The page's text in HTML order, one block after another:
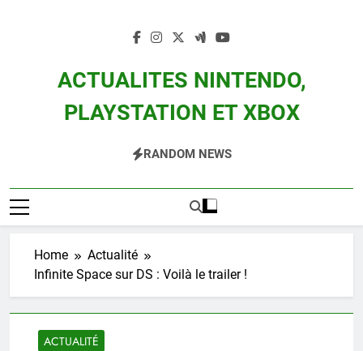
ACTUALITES NINTENDO,
PLAYSTATION ET XBOX
Zelda, Splatoon, Pokemon Entre Autres
RANDOM NEWS
Home
Actualité
Infinite Space sur DS : Voilà le trailer !
ACTUALITÉ